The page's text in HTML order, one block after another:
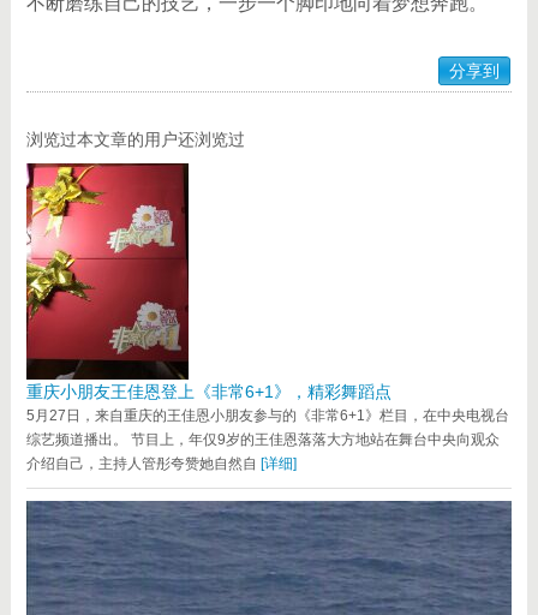
分享到
浏览过本文章的用户还浏览过
重庆小朋友王佳恩登上《非常6+1》，精彩舞蹈点
5月27日，来自重庆的王佳恩小朋友参与的《非常6+1》栏目，在中央电视台
综艺频道播出。 节目上，年仅9岁的王佳恩落落大方地站在舞台中央向观众
介绍自己，主持人管彤夸赞她自然自 [详细]